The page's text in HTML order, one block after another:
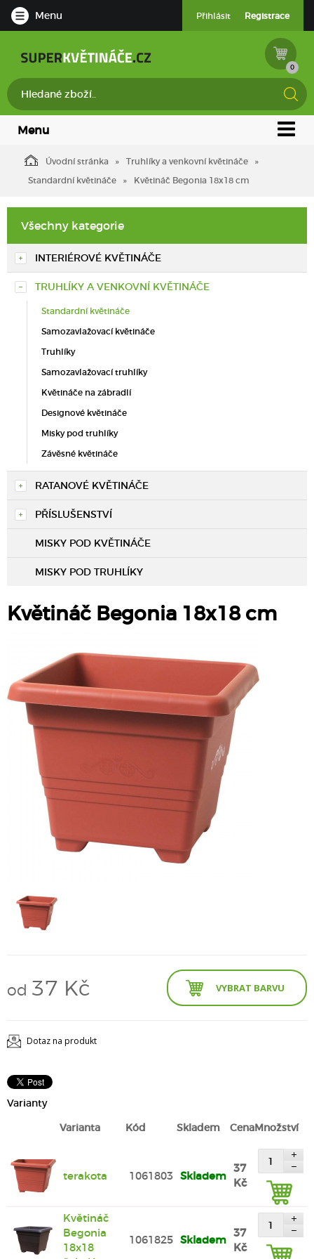
Menu Přihlásit Registrace
0
Menu
Úvodní stránka
Truhlíky a venkovní květináče
Standardní květináče
Květináč Begonia 18x18 cm
Všechny kategorie
INTERIÉROVÉ KVĚTINÁČE
TRUHLÍKY A VENKOVNÍ KVĚTINÁČE
Standardní květináče
Samozavlažovací květináče
Truhlíky
Samozavlažovací truhlíky
Květináče na zábradlí
Designové květináče
Misky pod truhlíky
Závěsné květináče
RATANOVÉ KVĚTINÁČE
PŘÍSLUŠENSTVÍ
MISKY POD KVĚTINÁČE
MISKY POD TRUHLÍKY
Květináč Begonia 18x18 cm
od 37 Kč VYBRAT BARVU
Dotaz na produkt
Varianty
Varianta
Kód Skladem CenaMnožství
terakota 1061803 Skladem
37
Kč
Květináč
Begonia
18x18
1061825 Skladem
37
Kč